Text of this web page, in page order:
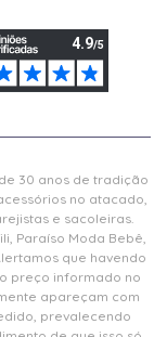
30 anos de tradição
no atacado,
e sacoleiras.
Paraíso Moda Bebê,
que havendo
preço informado no
apareçam com
prevalecendo